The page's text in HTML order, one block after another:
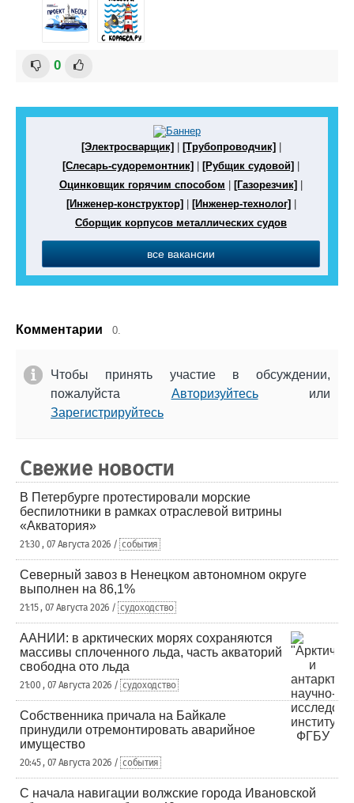
0
[Электросварщик] [Трубопроводчик]
[Слесарь-судоремонтник]
[Рубщик судовой]
Оцинковщик горячим способом
[Газорезчик]
[Инженер-конструктор]
[Инженер-технолог]
Сборщик корпусов металлических судов
все вакансии
Комментарии 0.
Чтобы принять участие в обсуждении,
пожалуйста Авторизуйтесьили
Зарегистрируйтесь
Свежие новости
В Петербурге протестировали морские
беспилотники в рамках отраслевой витрины
«Акватория»
21:30 , 07 Августа 2026 / события
Северный завоз в Ненецком автономном округе
выполнен на 86,1%
21:15 , 07 Августа 2026 / судоходство
ААНИИ: в арктических морях сохраняются
массивы сплоченного льда, часть акваторий
свободна ото льда
21:00 , 07 Августа 2026 / судоходство
Собственника причала на Байкале
принудили отремонтировать аварийное
имущество
20:45 , 07 Августа 2026 / события
С начала навигации волжские города Ивановской